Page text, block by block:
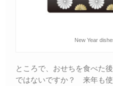
New Year
ところで、おせちを食べた
ではないですか？ 来年も